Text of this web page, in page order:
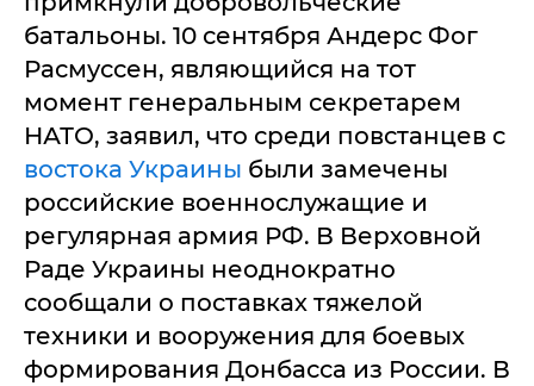
батальоны. 10 сентября Андерс Фог
Расмуссен, являющийся на тот
момент генеральным секретарем
НАТО, заявил, что среди повстанцев с
востока Украины были замечены
российские военнослужащие и
регулярная армия РФ. В Верховной
Раде Украины неоднократно
сообщали о поставках тяжелой
техники и вооружения для боевых
формирования Донбасса из России. В